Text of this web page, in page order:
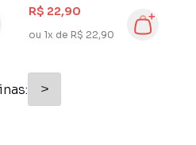
R$ 22,90
ou 1x de R$ 22,90
>